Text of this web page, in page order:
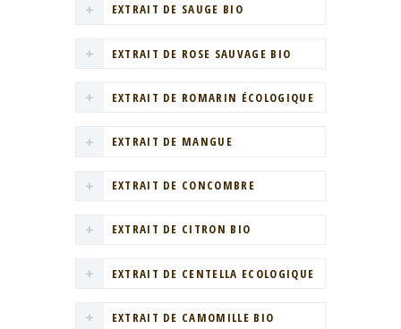
EXTRAIT DE SAUGE BIO
EXTRAIT DE ROSE SAUVAGE BIO
EXTRAIT DE ROMARIN ÉCOLOGIQUE
EXTRAIT DE MANGUE
EXTRAIT DE CONCOMBRE
EXTRAIT DE CITRON BIO
EXTRAIT DE CENTELLA ECOLOGIQUE
EXTRAIT DE CAMOMILLE BIO